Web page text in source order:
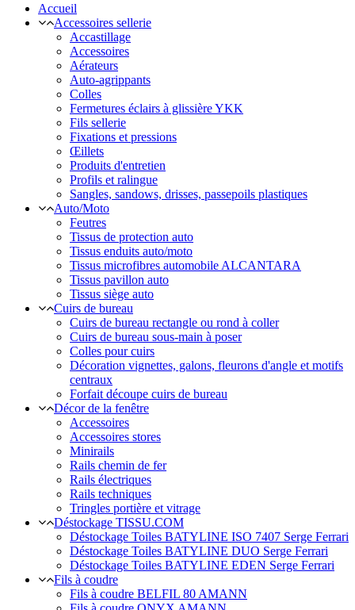
Accueil
Accessoires sellerie
Accastillage
Accessoires
Aérateurs
Auto-agrippants
Colles
Fermetures éclairs à glissière YKK
Fils sellerie
Fixations et pressions
Œillets
Produits d'entretien
Profils et ralingue
Sangles, sandows, drisses, passepoils plastiques
Auto/Moto
Feutres
Tissus de protection auto
Tissus enduits auto/moto
Tissus microfibres automobile ALCANTARA
Tissus pavillon auto
Tissus siège auto
Cuirs de bureau
Cuirs de bureau rectangle ou rond à coller
Cuirs de bureau sous-main à poser
Colles pour cuirs
Décoration vignettes, galons, fleurons d'angle et motifs
centraux
Forfait découpe cuirs de bureau
Décor de la fenêtre
Accessoires
Accessoires stores
Minirails
Rails chemin de fer
Rails électriques
Rails techniques
Tringles portière et vitrage
Déstockage TISSU.COM
Déstockage Toiles BATYLINE ISO 7407 Serge Ferrari
Déstockage Toiles BATYLINE DUO Serge Ferrari
Déstockage Toiles BATYLINE EDEN Serge Ferrari
Fils à coudre
Fils à coudre BELFIL 80 AMANN